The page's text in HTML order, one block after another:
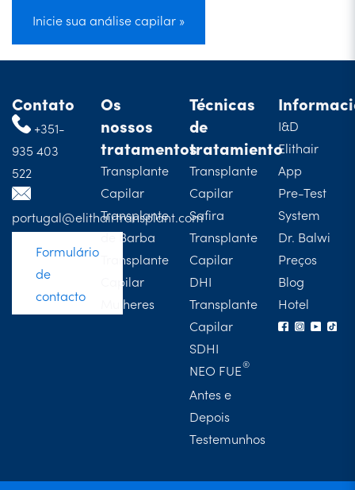
Inicie sua análise capilar »
Contato
+351-
935 403
522
portugal@elithairtransplant.com
Formulário
de
contacto
Os
nossos
tratamentos
Transplante
Capilar
Transplante
de Barba
Transplante
Capilar
Mulheres
Técnicas
de
tratamiento
Transplante
Capilar
Safira
Transplante
Capilar
DHI
Transplante
Capilar
SDHI
NEO FUE
Antes e
Depois
Testemunhos
I&D
Elithair
App
Pre-Test
System
Dr. Balwi
Preços
Blog
Hotel